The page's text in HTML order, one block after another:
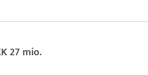
27 mio.